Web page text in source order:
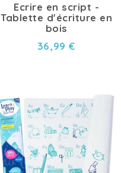
Ecrire en script -
Tablette d'écriture en
bois
36,99 €